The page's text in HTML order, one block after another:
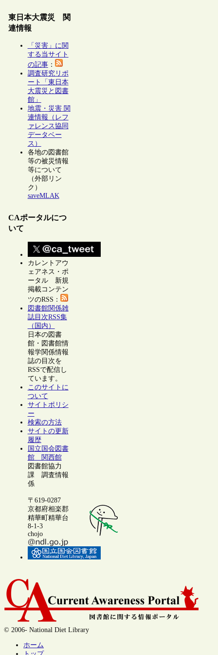
東日本大震災 関
連情報
「災害」に関
する当サイト
の記事：
調査研究リポ
ート「東日本
大震災と図書
館」
地震・災害 関
連情報（レフ
ァレンス協同
データベー
ス）
各地の図書館
等の被災情報
等について
（外部リン
ク）
saveMLAK
CAポータルにつ
いて
カレントアウ
ェアネス・ポ
ータル 新規
掲載コンテン
ツのRSS：
図書館関係雑
誌目次RSS集
（国内）
日本の図書
館・図書館情
報学関係情報
誌の目次を
RSSで配信し
ています。
このサイトに
ついて
サイトポリシ
ー
検索の方法
サイトの更新
履歴
国立国会図書
館 関西館
図書館協力
課 調査情報
係
〒619-0287
京都府相楽郡
精華町精華台
8-1-3
chojo
© 2006- National Diet Library
ホーム